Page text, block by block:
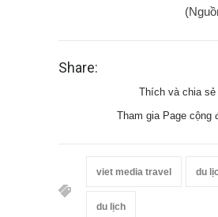
Share:
Thích và chia sẻ
Tham gia Page cộng
viet media travel du
du lịch